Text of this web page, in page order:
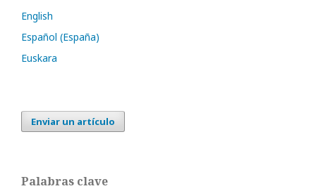
English
Español (España)
Euskara
Enviar un artículo
Palabras clave